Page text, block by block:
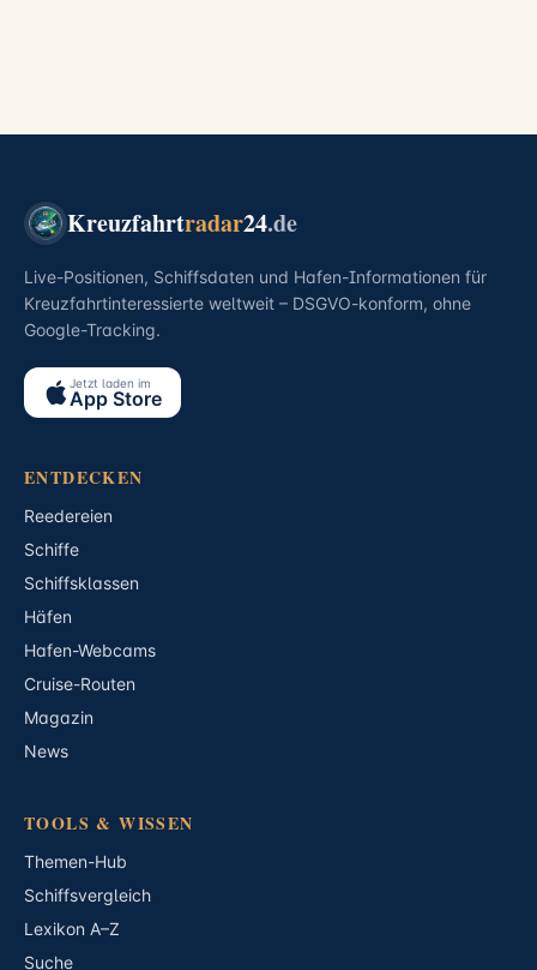
Kreuzfahrtradar24.de
Live-Positionen, Schiffsdaten und Hafen-Informationen für
Kreuzfahrtinteressierte weltweit – DSGVO-konform, ohne
Google-Tracking.
Jetzt laden im
App Store
ENTDECKEN
Reedereien
Schiffe
Schiffsklassen
Häfen
Hafen-Webcams
Cruise-Routen
Magazin
News
TOOLS & WISSEN
Themen-Hub
Schiffsvergleich
Lexikon A–Z
Suche